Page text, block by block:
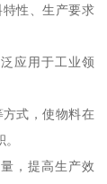
性、生产要求
应用于工业领
式，使物料在
，提高生产效